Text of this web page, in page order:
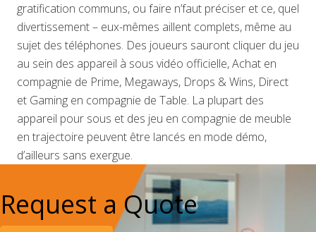
gratification communs, ou faire n’faut préciser et ce, quel
divertissement – eux-mêmes aillent complets, même au
sujet des téléphones. Des joueurs sauront cliquer du jeu
au sein des appareil à sous vidéo officielle, Achat en
compagnie de Prime, Megaways, Drops & Wins, Direct
et Gaming en compagnie de Table. La plupart des
appareil pour sous et des jeu en compagnie de meuble
en trajectoire peuvent être lancés en mode démo,
d’ailleurs sans exergue.
Request a Quote